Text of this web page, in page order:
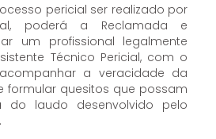
pericial ser realizado por
poderá a Reclamada e
um profissional legalmente
Técnico Pericial, com o
a veracidade da
formular quesitos que possam
do laudo desenvolvido pelo